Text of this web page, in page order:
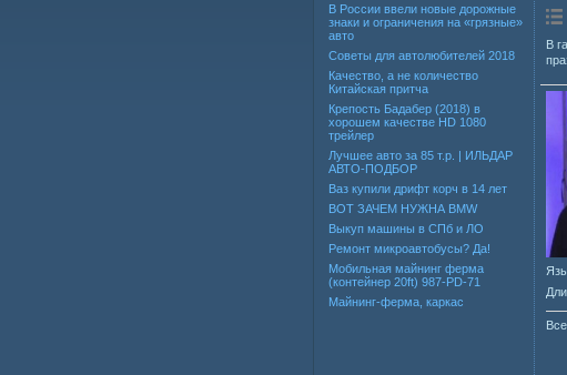
В России ввели новые дорожные
знаки и ограничения на «грязные»
авто
Советы для автолюбителей 2018
Качество, а не количество
Китайская притча
Крепость Бадабер (2018) в
хорошем качестве HD 1080
трейлер
Лучшее авто за 85 т.р. | ИЛЬДАР
АВТО-ПОДБОР
Ваз купили дрифт корч в 14 лет
ВОТ ЗАЧЕМ НУЖНА BMW
Выкуп машины в СПб и ЛО
Ремонт микроавтобусы? Да!
Мобильная майнинг ферма
(контейнер 20ft) 987-PD-71
Майнинг-ферма, каркас
В